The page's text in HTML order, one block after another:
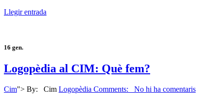
Llegir entrada
16 gen.
Logopèdia al CIM: Què fem?
Cim"> By: Cim Logopèdia Comments: No hi ha comentaris